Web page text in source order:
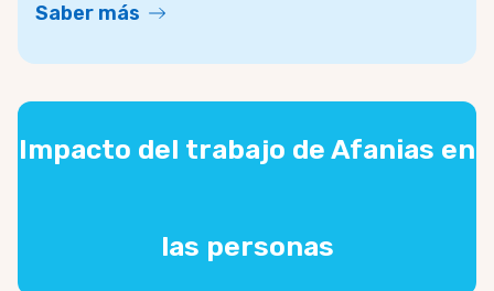
Saber más
Impacto del trabajo de Afanias en
las personas